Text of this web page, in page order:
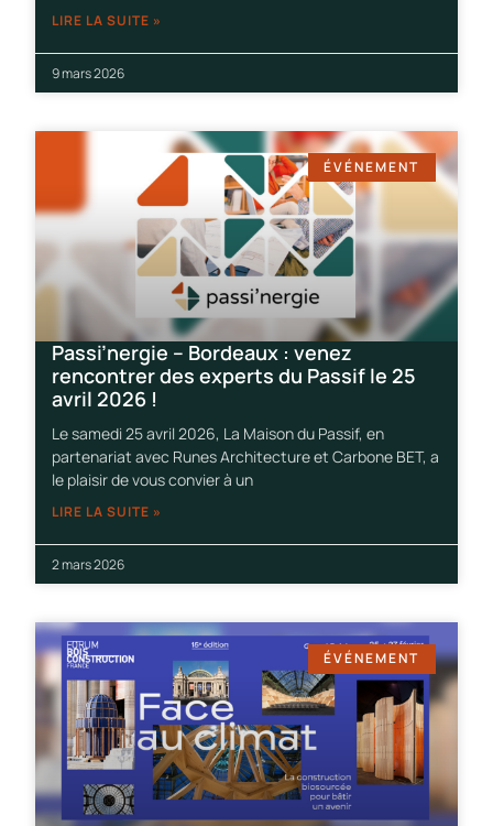
LIRE LA SUITE »
9 mars 2026
ÉVÉNEMENT
Passi’nergie – Bordeaux : venez
rencontrer des experts du Passif le 25
avril 2026 !
Le samedi 25 avril 2026, La Maison du Passif, en
partenariat avec Runes Architecture et Carbone BET, a
le plaisir de vous convier à un
LIRE LA SUITE »
2 mars 2026
ÉVÉNEMENT